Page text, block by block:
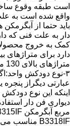
است طبقه وقوع
باید حتما از
دار به علت فنی که
کمک به خروج
متراژهای بالای 130 متر مربع آبگرمکن B3318IF مناسب می باشد.
۳-نوع دودکش
عبارتی دیگراز
اینکه این نوع
B3318IF مناسب می باشد.